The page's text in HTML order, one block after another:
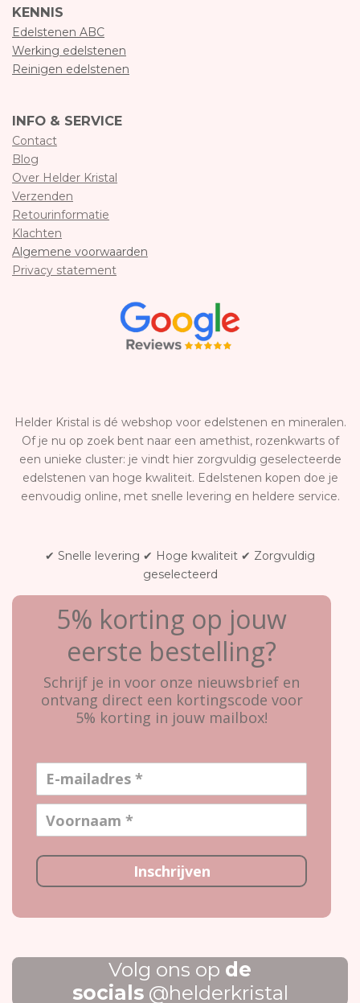
KENNIS
Edelstenen ABC
Werking edelstenen
Reinigen edelstenen
INFO & SERVICE
Contact
Blog
Over Helder Kristal
Verzenden
Retourinformatie
Klachten
Algemene voorwaarden
Privacy statement
Helder Kristal is dé webshop voor edelstenen en mineralen.
Of je nu op zoek bent naar een amethist, rozenkwarts of
een unieke cluster: je vindt hier zorgvuldig geselecteerde
edelstenen van hoge kwaliteit. Edelstenen kopen doe je
eenvoudig online, met snelle levering en heldere service.
✔ Snelle levering ✔ Hoge kwaliteit ✔ Zorgvuldig
geselecteerd
5% korting op jouw
eerste bestelling?
Schrijf je in voor onze nieuwsbrief en
ontvang direct een kortingscode voor
5% korting in jouw mailbox!
Inschrijven
Volg ons op de
socials@helderkristal